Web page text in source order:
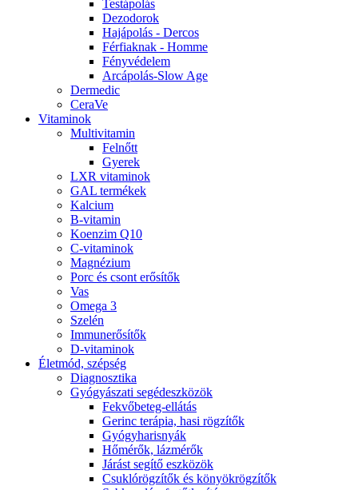
Testápolás
Dezodorok
Hajápolás - Dercos
Férfiaknak - Homme
Fényvédelem
Arcápolás-Slow Age
Dermedic
CeraVe
Vitaminok
Multivitamin
Felnőtt
Gyerek
LXR vitaminok
GAL termékek
Kalcium
B-vitamin
Koenzim Q10
C-vitaminok
Magnézium
Porc és csont erősítők
Vas
Omega 3
Szelén
Immunerősítők
D-vitaminok
Életmód, szépség
Diagnosztika
Gyógyászati segédeszközök
Fekvőbeteg-ellátás
Gerinc terápia, hasi rögzítők
Gyógyharisnyák
Hőmérők, lázmérők
Járást segítő eszközök
Csuklórögzítők és könyökrögzítők